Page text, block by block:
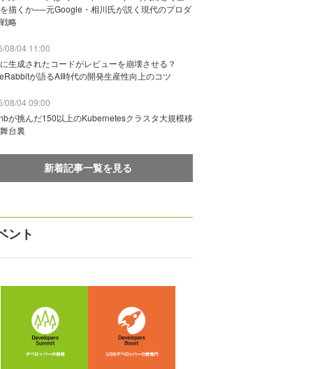
描くか──元Google・相川氏が説く現代のプロダ
略
08/04 11:00
生成されたコードがレビューを崩壊させる？
が語るAI時代の開発生産性向上のコツ
08/04 09:00
が挑んだ150以上のKubernetesクラスタ大規模移
台裏
新着記事一覧を見る
ント